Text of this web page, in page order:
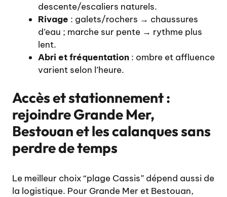
descente/escaliers naturels.
Rivage : galets/rochers → chaussures
d’eau ; marche sur pente → rythme plus
lent.
Abri et fréquentation : ombre et affluence
varient selon l’heure.
Accès et stationnement :
rejoindre Grande Mer,
Bestouan et les calanques sans
perdre de temps
Le meilleur choix “plage Cassis” dépend aussi de
la logistique. Pour Grande Mer et Bestouan,